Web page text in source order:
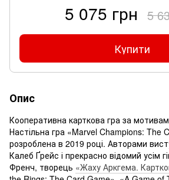
5 075 грн 5
Купити
Опис
Кооперативна карткова гра за
Настільна гра «Marvel Champions: The
розроблена в 2019 році. Авторами
Калеб Ґрейс і прекрасно відомий усім
Френч, творець «Жаху Аркгема.